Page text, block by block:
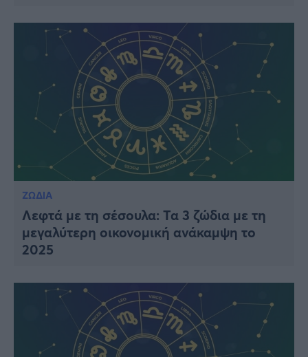
ΖΩΔΙΑ
Λεφτά με τη σέσουλα: Τα 3 ζώδια με τη
μεγαλύτερη οικονομική ανάκαμψη το
2025